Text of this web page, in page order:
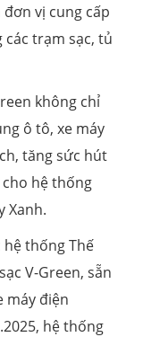
vị cung cấp
trạm sạc, tủ
không chỉ
ô tô, xe máy
tăng sức hút
hệ thống
Xanh.
thống Thế
V-Green, sẵn
máy điện
hệ thống